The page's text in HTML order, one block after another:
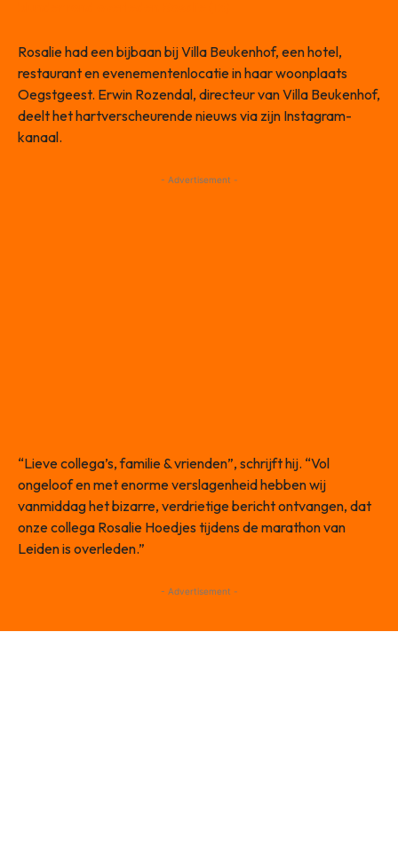
Rosalie had een bijbaan bij Villa Beukenhof, een hotel,
restaurant en evenementenlocatie in haar woonplaats
Oegstgeest. Erwin Rozendal, directeur van Villa Beukenhof,
deelt het hartverscheurende nieuws via zijn Instagram-
kanaal.
- Advertisement -
“Lieve collega’s, familie & vrienden”, schrijft hij. “Vol
ongeloof en met enorme verslagenheid hebben wij
vanmiddag het bizarre, verdrietige bericht ontvangen, dat
onze collega Rosalie Hoedjes tijdens de marathon van
Leiden is overleden.”
- Advertisement -